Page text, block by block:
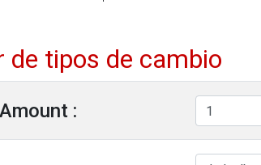
de tipos de cambio
Amount :